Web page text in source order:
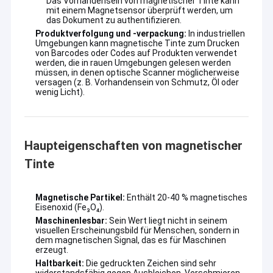
Haus
Produkte
VR Show
mit einem Magnetsensor überprüft werden, um
das Dokument zu authentifizieren.
Produktverfolgung und -verpackung: In industriellen
Umgebungen kann magnetische Tinte zum Drucken
von Barcodes oder Codes auf Produkten verwendet
werden, die in rauen Umgebungen gelesen werden
müssen, in denen optische Scanner möglicherweise
versagen (z. B. Vorhandensein von Schmutz, Öl oder
wenig Licht).
Haupteigenschaften von magnetischer
Tinte
Magnetische Partikel: Enthält 20-40 % magnetisches
Eisenoxid (Fe₃O₄).
Maschinenlesbar: Sein Wert liegt nicht in seinem
visuellen Erscheinungsbild für Menschen, sondern in
dem magnetischen Signal, das es für Maschinen
erzeugt.
Haltbarkeit: Die gedruckten Zeichen sind sehr